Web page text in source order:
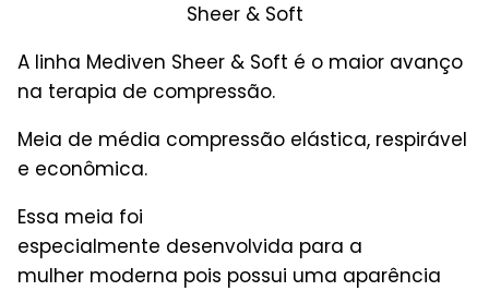
Sheer & Soft
A linha Mediven Sheer & Soft é o maior avanço
na terapia de compressão.
Meia de média compressão elástica, respirável
e econômica.
Essa meia foi
especialmente desenvolvida para a
mulher moderna pois possui uma aparência